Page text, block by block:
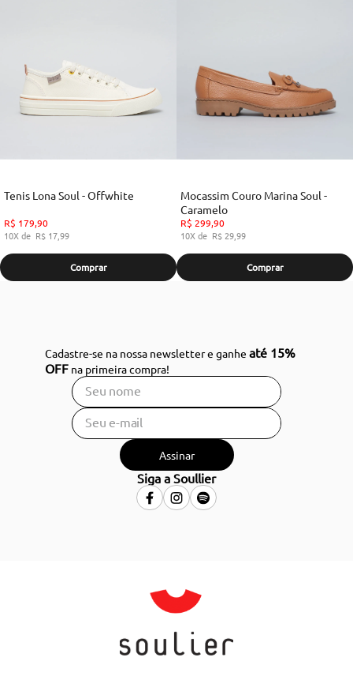
Tenis Lona Soul - Offwhite
R$ 179,90
10
R$ 17,99
Comprar
Mocassim Couro Marina Soul -
Caramelo
R$ 299,90
10
R$ 29,99
Comprar
Cadastre-se na nossa newsletter e ganheaté 15%
OFF na primeira compra!
Assinar
Siga a Soullier